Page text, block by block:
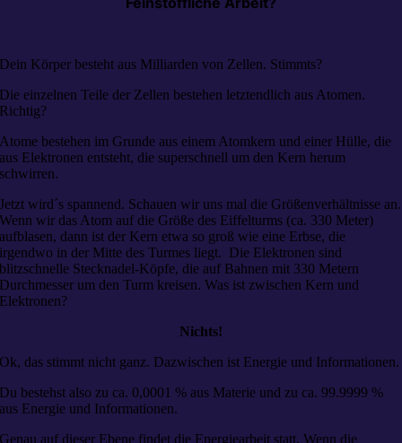
Dein Körper besteht aus Milliarden von Zellen. Stimmts?
Die einzelnen Teile der Zellen bestehen letztendlich aus Atomen.
Richtig?
Atome bestehen im Grunde aus einem Atomkern und einer Hülle, die
aus Elektronen entsteht, die superschnell um den Kern herum
schwirren.
Jetzt wird´s spannend. Schauen wir uns mal die Größenverhältnisse an.
Wenn wir das Atom auf die Größe des Eiffelturms (ca. 330 Meter)
aufblasen, dann ist der Kern etwa so groß wie eine Erbse, die
irgendwo in der Mitte des Turmes liegt. Die Elektronen sind
blitzschnelle Stecknadel-Köpfe, die auf Bahnen mit 330 Metern
Durchmesser um den Turm kreisen. Was ist zwischen Kern und
Elektronen?
Nichts!
Ok, das stimmt nicht ganz. Dazwischen ist Energie und Informationen.
Du bestehst also zu ca. 0,0001 % aus Materie und zu ca. 99.9999 %
aus Energie und Informationen.
Genau auf dieser Ebene findet die Energiearbeit statt. Wenn die